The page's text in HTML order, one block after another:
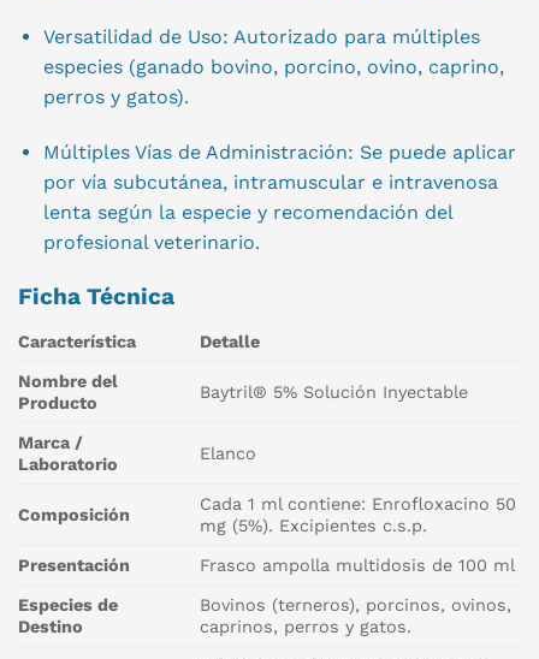
Versatilidad de Uso: Autorizado para múltiples
especies (ganado bovino, porcino, ovino, caprino,
perros y gatos).
Múltiples Vías de Administración: Se puede aplicar
por vía subcutánea, intramuscular e intravenosa
lenta según la especie y recomendación del
profesional veterinario.
Ficha Técnica
Característica Detalle
Nombre del
Producto
Baytril® 5% Solución Inyectable
Marca /
Laboratorio
Elanco
Composición
Cada 1 ml contiene: Enrofloxacino 50
mg (5%). Excipientes c.s.p.
Presentación Frasco ampolla multidosis de 100 ml
Especies de
Destino
Bovinos (terneros), porcinos, ovinos,
caprinos, perros y gatos.